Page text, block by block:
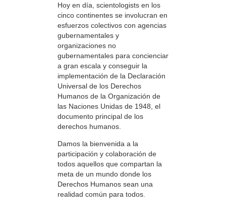
Hoy en día, scientologists en los
cinco continentes se involucran en
esfuerzos colectivos con agencias
gubernamentales y
organizaciones no
gubernamentales para concienciar
a gran escala y conseguir la
implementación de la Declaración
Universal de los Derechos
Humanos de la Organización de
las Naciones Unidas de 1948, el
documento principal de los
derechos humanos.
Damos la bienvenida a la
participación y colaboración de
todos aquellos que compartan la
meta de un mundo donde los
Derechos Humanos sean una
realidad común para todos.